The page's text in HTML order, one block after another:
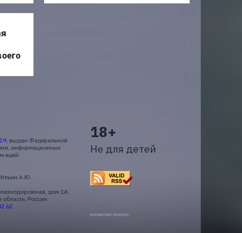
, выдан Федеральной
информационных
Ильин А.Ю.
дом 1А,
область, Россия
62
18+
Не для детей